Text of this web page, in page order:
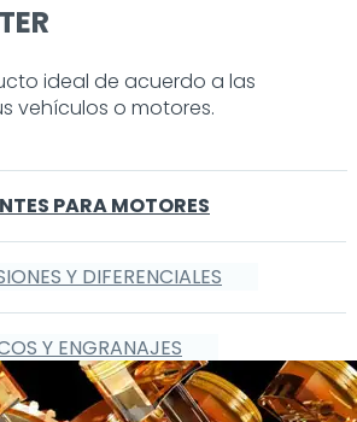
ideal de acuerdo a las
vehículos o motores.
PARA MOTORES
Y DIFERENCIALES
Y ENGRANAJES